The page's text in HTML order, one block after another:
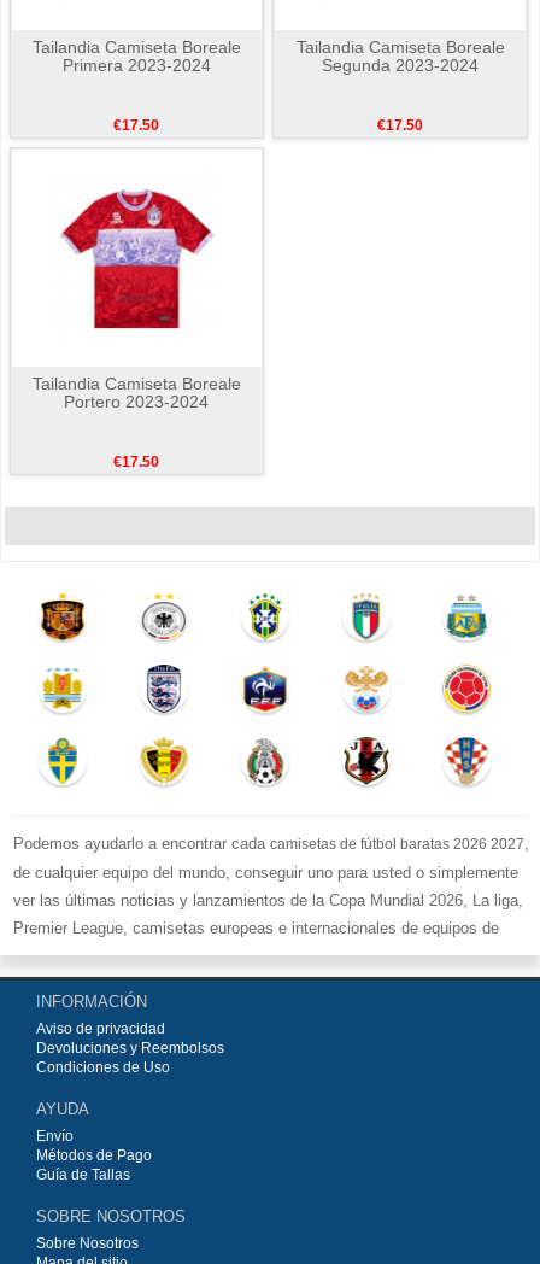
Tailandia Camiseta Boreale
Primera 2023-2024
€17.50
Tailandia Camiseta Boreale
Segunda 2023-2024
€17.50
Tailandia Camiseta Boreale
Portero 2023-2024
€17.50
Podemos ayudarlo a encontrar cada camisetas de fútbol baratas 2026 2027,
de cualquier equipo del mundo, conseguir uno para usted o simplemente
ver las últimas noticias y lanzamientos de la Copa Mundial 2026, La liga,
Premier League, camisetas europeas e internacionales de equipos de
fútbol y kits.
Comprecamisetas de fútbol baratas replicasen la tienda deportiva
más grande de Europa. ¡Grandes ofertas en todas las camisetas del club
de fútbol, ​​kits europeos e internacionales, todo a los precios más bajos!
Compre nuestra gran selección de
INFORMACIÓN
Aviso de privacidad
Devoluciones y Reembolsos
Condiciones de Uso
AYUDA
Envío
Métodos de Pago
Guía de Tallas
SOBRE NOSOTROS
Sobre Nosotros